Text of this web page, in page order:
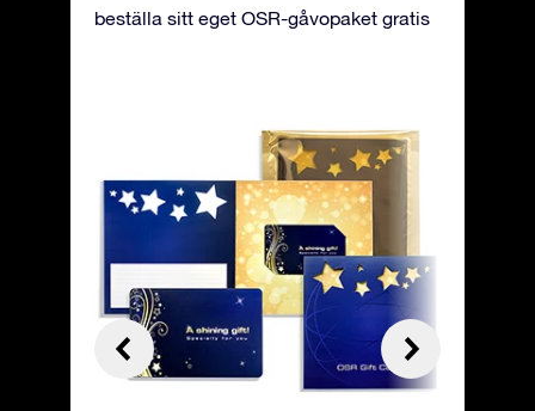
beställa sitt eget OSR-gåvopaket gratis